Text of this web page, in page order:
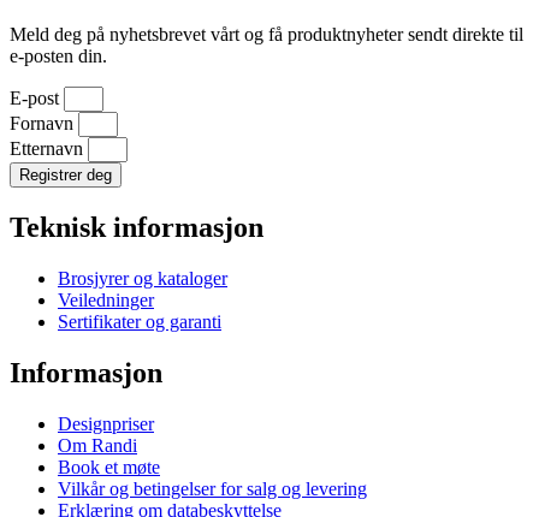
Meld deg på nyhetsbrevet vårt og få produktnyheter sendt direkte til
e-posten din.
E-post
Fornavn
Etternavn
Registrer deg
Teknisk informasjon
Brosjyrer og kataloger
Veiledninger
Sertifikater og garanti
Informasjon
Designpriser
Om Randi
Book et møte
Vilkår og betingelser for salg og levering
Erklæring om databeskyttelse